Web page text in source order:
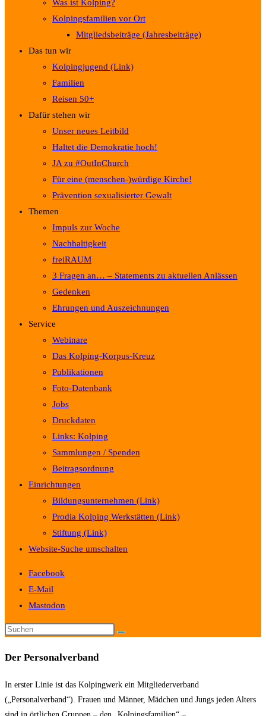
Was ist Kolping?
Kolpingsfamilien vor Ort
Mitgliedsbeiträge (Jahresbeiträge)
Das tun wir
Kolpingjugend (Link)
Familien
Reisen 50+
Dafür stehen wir
Unser neues Leitbild
Haltet die Demokratie hoch!
JA zu #OutInChurch
Für eine (menschen-)würdige Kirche!
Prävention sexualisierter Gewalt
Themen
Impuls zur Woche
Nachhaltigkeit
freiRAUM
3 Fragen an… – Statements zu aktuellen Anlässen
Gedenken
Ehrungen und Auszeichnungen
Service
Webinare
Das Kolping-Korpus-Kreuz
Publikationen
Foto-Datenbank
Jobs
Druckdaten
Links: Kolping
Sammlungen / Spenden
Beitragsordnung
Einrichtungen
Bildungsunternehmen (Link)
Prodia Kolping Werkstätten (Link)
Stiftung (Link)
Website-Suche umschalten
Facebook
E-Mail
Mastodon
Der Personalverband
In erster Linie ist das Kolpingwerk ein Mitgliederverband
(„Personalverband“). Frauen und Männer, Mädchen und Jungs jeden Alters